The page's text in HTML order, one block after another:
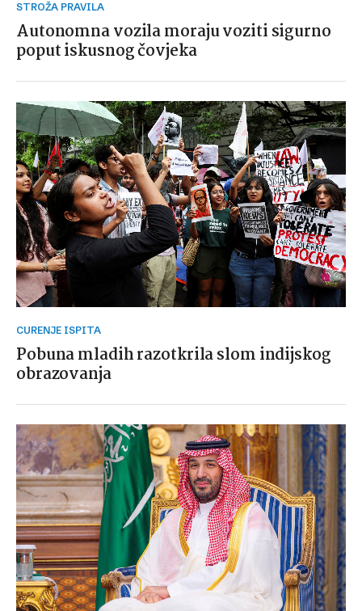
STROŽA PRAVILA
Autonomna vozila moraju voziti sigurno
poput iskusnog čovjeka
CURENJE ISPITA
Pobuna mladih razotkrila slom indijskog
obrazovanja